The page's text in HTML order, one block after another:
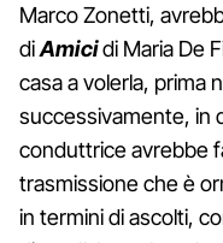
Marco Zonetti,
diAmicidi Maria De
casa a volerla, prima
successivamente, in
conduttrice avrebbe
trasmissione che è
in termini di ascolti,